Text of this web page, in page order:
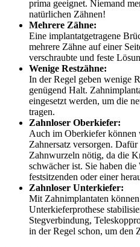
prima geeignet. Niemand
natürlichen Zähnen!
Mehrere Zähne:
Eine implantatgetragene
mehrere Zähne auf einer
verschraubte und feste
Wenige Restzähne:
In der Regel geben wenige
genügend Halt.
eingesetzt werden, um die
tragen.
Zahnloser Oberkiefer:
Auch im Oberkiefer können
Zahnersatz versorgen.
Zahnwurzeln nötig, da die
schwächer ist. Sie haben
festsitzenden oder einer
Zahnloser Unterkiefer:
Mit Zahnimplantaten
Unterkieferprothese
Stegverbindung,
in der Regel schon, um den